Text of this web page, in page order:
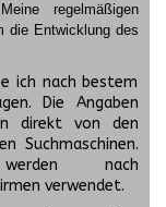
Meine regelmäßigen
die Entwicklung des
ich nach bestem
Die Angaben
direkt von den
Suchmaschinen.
nach
verwendet.